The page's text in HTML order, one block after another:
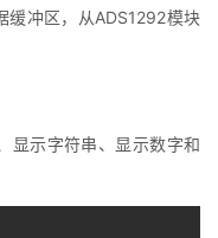
缓冲区，从ADS1292模块
显示字符串、显示数字和